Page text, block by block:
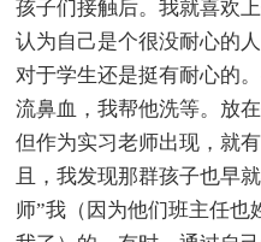
孩子们接触后。我就喜欢
认为自己是个很没耐心的
对于学生还是挺有耐心的
流鼻血，我帮他洗等。放
但作为实习老师出现，就
且，我发现那群孩子也早
师”我（因为他们班主任也